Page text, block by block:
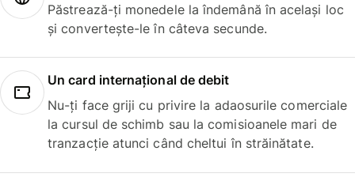
Păstrează-ți monedele la îndemână în același loc
și convertește-le în câteva secunde.
Un card internațional de debit
Nu-ți face griji cu privire la adaosurile comerciale
la cursul de schimb sau la comisioanele mari de
tranzacție atunci când cheltui în străinătate.